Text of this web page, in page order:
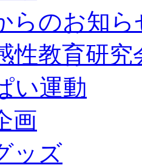
らのお知ら
性教育研究
い運動
画
ッズ